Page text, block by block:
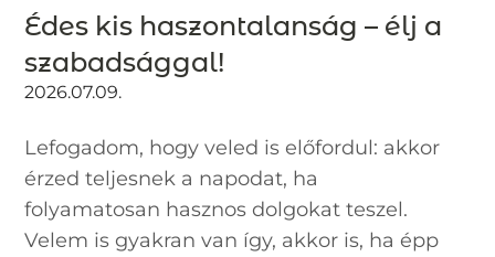
Édes kis haszontalanság – élj a
szabadsággal!
2026.07.09.
Lefogadom, hogy veled is előfordul: akkor
érzed teljesnek a napodat, ha
folyamatosan hasznos dolgokat teszel.
Velem is gyakran van így, akkor is, ha épp